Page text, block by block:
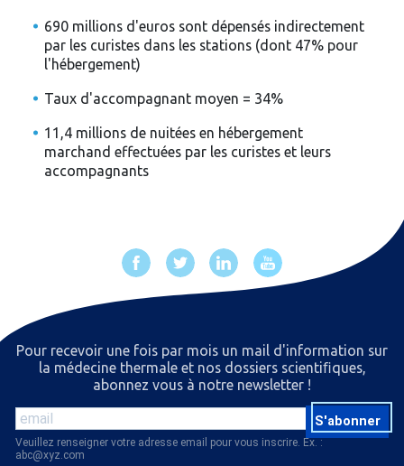
690 millions d'euros sont dépensés indirectement
par les curistes dans les stations (dont 47% pour
l'hébergement)
Taux d'accompagnant moyen = 34%
11,4 millions de nuitées en hébergement
marchand effectuées par les curistes et leurs
accompagnants
Pour recevoir une fois par mois un mail d'information sur
la médecine thermale et nos dossiers scientiﬁques,
abonnez vous à notre newsletter !
S'abonner
Veuillez renseigner votre adresse email pour vous inscrire. Ex. :
abc@xyz.com